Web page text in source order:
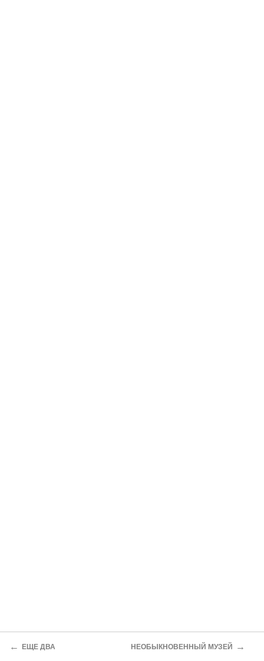
← ЕЩЕ ДВА НЕОБЫКНОВЕННЫЙ МУЗЕЙ →